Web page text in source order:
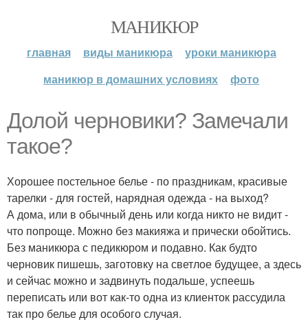
МАНИКЮР
главная виды маникюра
уроки маникюра
маникюр в домашних условиях
фото
Долой черновики? Замечали
такое?
Хорошее постельное белье - по праздникам, красивые
тарелки - для гостей, нарядная одежда - на выход?
А дома, или в обычный день или когда никто не видит -
что попроще. Можно без макияжа и прически обойтись.
Без маникюра с педикюром и подавно. Как будто
черновик пишешь, заготовку на светлое будущее, а здесь
и сейчас можно и задвинуть подальше, успеешь
переписать или вот как-то одна из клиенток рассудила
так про белье для особого случая.